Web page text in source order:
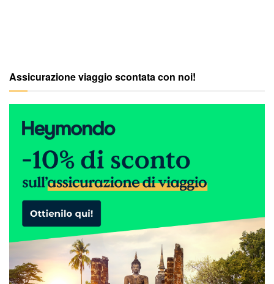
Assicurazione viaggio scontata con noi!